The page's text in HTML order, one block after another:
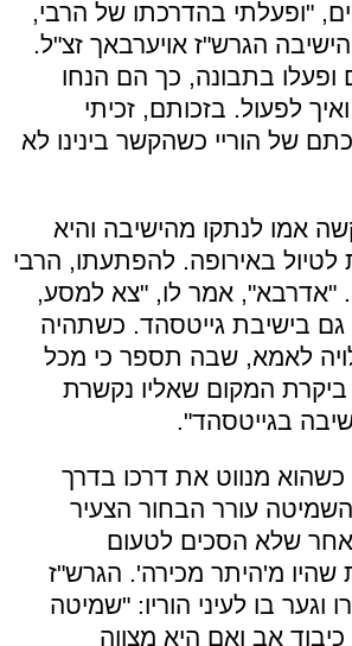
"ופעלתי בהדרכתו של הרבי,
הגרש"ז אויערבאך זצ"ל.
ופעלו בתבונה, כך הם הנחו
לפעול. בזכותם, זכיתי
של הוריי כשהקשר בינינו לא
אמו לנתקו מהישיבה והיא
באירופה. להפתעתו, הרבי
"אדרבא", אמר לו, "צא למסע,
בישיבת גייטסהד. כשתהיה
לאמא, שבה תספר כי מכל
המקום שאליו נקשרת
בגייטסהד".
כשהוא מנווט את דרכו בדרך
עורר הבחור הצעיר
שלא הסכים לטעום
שהיו מ'היתר מכירה'. הגרש"ז
וגער בו לעיני הוריו: "שמיטה
אב ואם היא מצווה